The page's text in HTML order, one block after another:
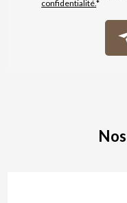
confidentialité.*